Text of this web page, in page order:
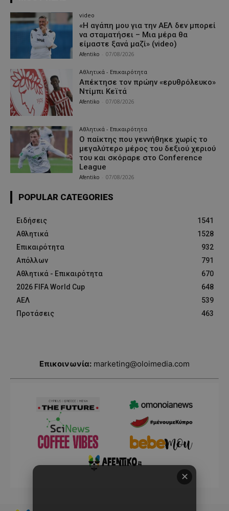
video
«Η αγάπη μου για την ΑΕΛ δεν μπορεί
να σταματήσει – Μια μέρα θα
είμαστε ξανά μαζί» (video)
Afentiko 07/08/2026
Αθλητικά - Επικαιρότητα
Απέκτησε τον πρώην «ερυθρόλευκο»
Ντίμπι Κεϊτά
Afentiko 07/08/2026
Αθλητικά - Επικαιρότητα
Ο παίκτης που γεννήθηκε χωρίς το
μεγαλύτερο μέρος του δεξιού χεριού
του και σκόραρε στο Conference
League
Afentiko 07/08/2026
POPULAR CATEGORIES
Ειδήσεις
1541
Αθλητικά
1528
Επικαιρότητα
932
Απόλλων
791
Αθλητικά - Επικαιρότητα
670
2026 FIFA World Cup
648
ΑΕΛ
539
Προτάσεις
463
Επικοινωνία: marketing@oloimedia.com
✕